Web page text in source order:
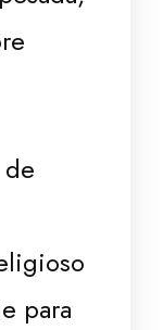
para